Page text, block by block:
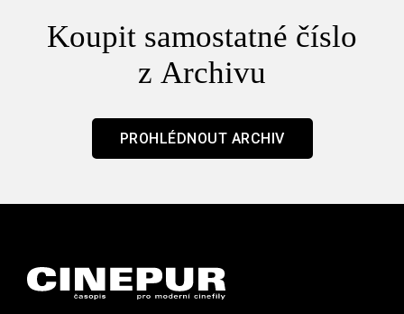
Koupit samostatné číslo
z Archivu
PROHLÉDNOUT ARCHIV